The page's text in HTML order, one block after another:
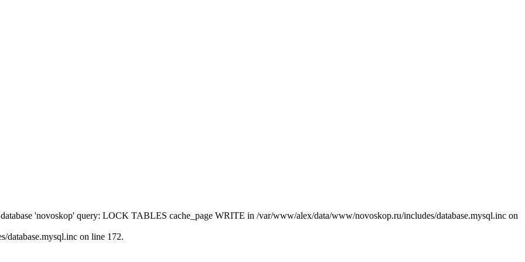
'novoskop' query: LOCK TABLES cache_page WRITE in /var/www/alex/data/www/novoskop.ru/includes/database.mysql.inc on
on line 172.